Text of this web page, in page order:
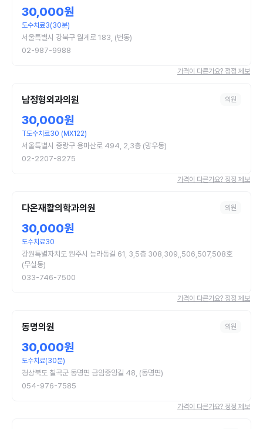
30,000원
도수치료3(30분)
서울특별시 강북구 월계로 183, (번동)
02-987-9988
가격이 다른가요? 정정 제보
남정형외과의원 의원
30,000원
T도수치료30 (MX122)
서울특별시 중랑구 용마산로 494, 2,3층 (망우동)
02-2207-8275
가격이 다른가요? 정정 제보
다온재활의학과의원 의원
30,000원
도수치료30
강원특별자치도 원주시 능라동길 61, 3,5층 308,309,,506,507,508호
(무실동)
033-746-7500
가격이 다른가요? 정정 제보
동명의원 의원
30,000원
도수치료(30분)
경상북도 칠곡군 동명면 금암중앙길 48, (동명면)
054-976-7585
가격이 다른가요? 정정 제보